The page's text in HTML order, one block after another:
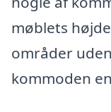
møblets
områder
kommoden